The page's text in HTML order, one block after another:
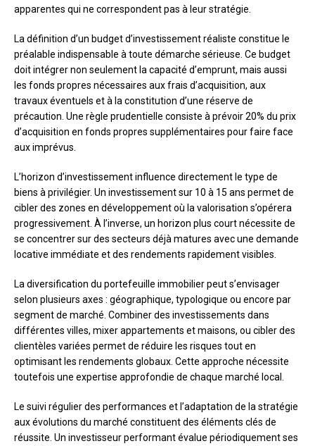
apparentes qui ne correspondent pas à leur stratégie.
La définition d’un budget d’investissement réaliste constitue le
préalable indispensable à toute démarche sérieuse. Ce budget
doit intégrer non seulement la capacité d’emprunt, mais aussi
les fonds propres nécessaires aux frais d’acquisition, aux
travaux éventuels et à la constitution d’une réserve de
précaution. Une règle prudentielle consiste à prévoir 20% du prix
d’acquisition en fonds propres supplémentaires pour faire face
aux imprévus.
L’horizon d’investissement influence directement le type de
biens à privilégier. Un investissement sur 10 à 15 ans permet de
cibler des zones en développement où la valorisation s’opérera
progressivement. À l’inverse, un horizon plus court nécessite de
se concentrer sur des secteurs déjà matures avec une demande
locative immédiate et des rendements rapidement visibles.
La diversification du portefeuille immobilier peut s’envisager
selon plusieurs axes : géographique, typologique ou encore par
segment de marché. Combiner des investissements dans
différentes villes, mixer appartements et maisons, ou cibler des
clientèles variées permet de réduire les risques tout en
optimisant les rendements globaux. Cette approche nécessite
toutefois une expertise approfondie de chaque marché local.
Le suivi régulier des performances et l’adaptation de la stratégie
aux évolutions du marché constituent des éléments clés de
réussite. Un investisseur performant évalue périodiquement ses